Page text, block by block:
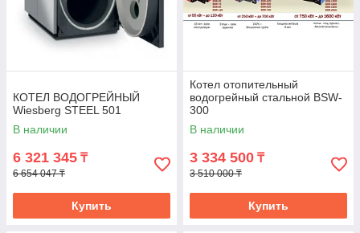
КОТЕЛ ВОДОГРЕЙНЫЙ
Wiesberg STEEL 501
В наличии
6 321 345 ₸
6 654 047 ₸
Купить
Котел отопительный
водогрейный стальной BSW-
300
В наличии
3 334 500 ₸
3 510 000 ₸
Купить